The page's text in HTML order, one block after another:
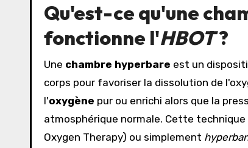
Qu'est-ce qu'une
fonctionne l'HBOT?
Une chambre hyperbare est un
corps pour favoriser la dissolution de
l'oxygène pur ou enrichi alors que la
atmosphérique normale. Cette
Oxygen Therapy) ou simplement